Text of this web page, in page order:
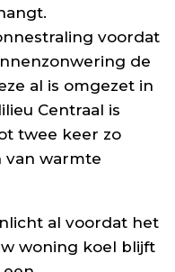
voordat
de
al is omgezet in
Centraal is
twee keer zo
van warmte
al voordat het
woning koel blijft